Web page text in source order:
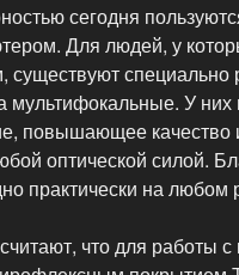
сегодня
Для людей, у
существуют специально
мультифокальные. У
повышающее качество
оптической силой.
практически на любом
что для работы